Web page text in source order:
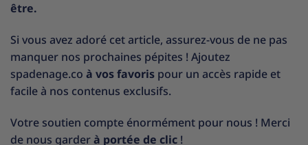
être.
Si vous avez adoré cet article, assurez-vous de ne pas
manquer nos prochaines pépites ! Ajoutez
spadenage.co à vos favoris pour un accès rapide et
facile à nos contenus exclusifs.
Votre soutien compte énormément pour nous ! Merci
de nous garderà portée de clic !